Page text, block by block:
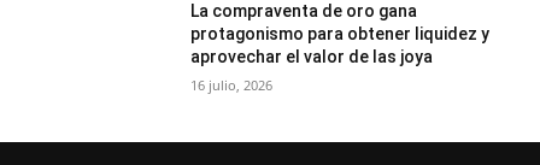
La compraventa de oro gana
protagonismo para obtener liquidez y
aprovechar el valor de las joya
16 julio, 2026